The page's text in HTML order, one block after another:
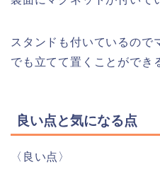
スタンドも付いているので
でも立てて置くことができ
良い点と気になる点
〈良い点〉